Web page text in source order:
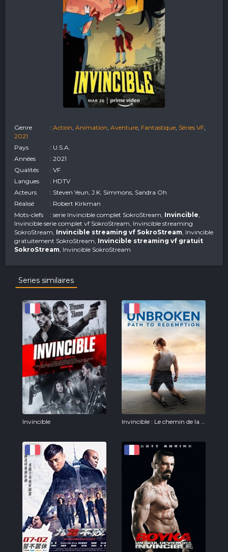
Genre : Action, Animation, Aventure, Fantastique, Séries VF,
2021
Pays
: U.S.A.
Années
: 2021
Qualités
: VF
Langues
: HDTV
Acteurs
: Steven Yeun, J.K. Simmons, Sandra Oh
Réalisé
: Robert Kirkman
Mots-clefs
: serie Invincible complet SokroStream, Invincible,
Invincible serie complet vf SokroStream, Invincible streaming
SokroStream, Invincible streaming vf SokroStream, Invincible
gratuitement SokroStream, Invincible streaming vf gratuit
SokroStream, Invincible SokroStream
Series similaires
Invincible Invincible : Le chemin de la rédemption